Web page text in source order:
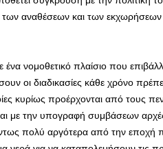
αναθέσεων και των εκχωρήσεων
νομοθετικό πλαίσιο που
οι διαδικασίες κάθε χρόνο
κυρίως προέρχονται από τους
με την υπογραφή συμβάσεων
πολύ αργότερα από την εποχή